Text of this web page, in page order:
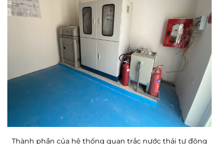
Thành phần của hệ thống quan trắc nước thải tự động